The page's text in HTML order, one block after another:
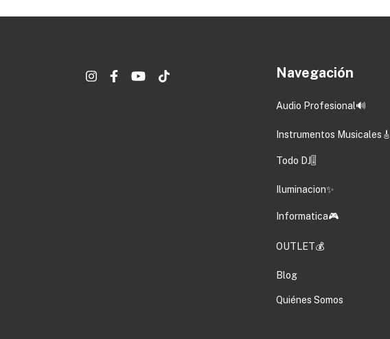
Navegación
Audio Profesional🔊
Instrumentos Musicales🎸
Todo DJ🎚️
Iluminacion✨
Informatica🎮
OUTLET💰
Blog
Quiénes Somos